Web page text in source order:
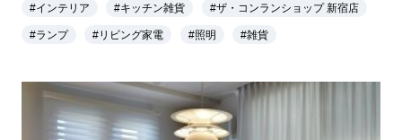
#インテリア #キッチン雑貨 #ザ・コンランショップ 新宿店
#ランプ #リビング家電 #照明 #雑貨